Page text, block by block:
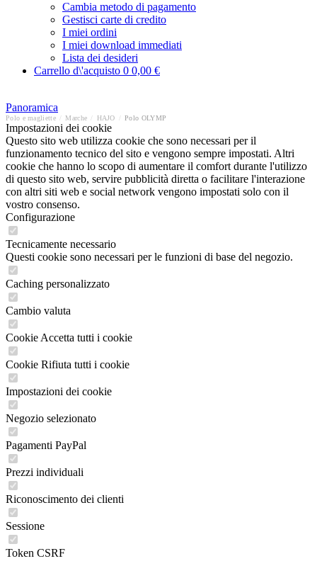
Cambia metodo di pagamento
Gestisci carte di credito
I miei ordini
I miei download immediati
Lista dei desideri
Carrello d\'acquisto 0 0,00 €
Panoramica
Polo e magliette Marche HAJO Polo OLYMP
Impostazioni dei cookie
Questo sito web utilizza cookie che sono necessari per il
funzionamento tecnico del sito e vengono sempre impostati. Altri
cookie che hanno lo scopo di aumentare il comfort durante l'utilizzo
di questo sito web, servire pubblicità diretta o facilitare l'interazione
con altri siti web e social network vengono impostati solo con il
vostro consenso.
Configurazione
Tecnicamente necessario
Questi cookie sono necessari per le funzioni di base del negozio.
Caching personalizzato
Cambio valuta
Cookie Accetta tutti i cookie
Cookie Rifiuta tutti i cookie
Impostazioni dei cookie
Negozio selezionato
Pagamenti PayPal
Prezzi individuali
Riconoscimento dei clienti
Sessione
Token CSRF